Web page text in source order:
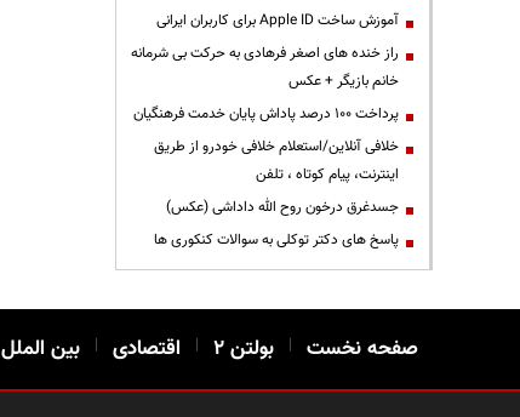
آموزش ساخت Apple ID برای کاربران ایرانی
راز خنده های اصغر فرهادی به حرکت بی شرمانه
خانم بازیگر + عکس
پرداخت ۱۰۰ درصد پاداش پایان خدمت فرهنگیان
خلافی آنلاین/استعلام خلافی خودرو از طریق
اینترنت، پیام کوتاه ، تلفن
جسدغرق درخون روح الله داداشی (عکس)
پاسخ های دکتر توکلی به سوالات کنکوری ها
صفحه نخست | بولتن ۲ | اقتصادی | بین الملل